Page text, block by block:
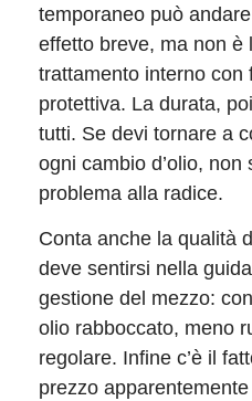
temporaneo può
effetto breve, ma non è
trattamento interno con
protettiva. La durata,
tutti. Se devi tornare a
ogni cambio d’olio, non
problema alla radice.
Conta anche la qualità
deve sentirsi nella
gestione del mezzo:
olio rabboccato, meno
regolare. Infine c’è il
prezzo